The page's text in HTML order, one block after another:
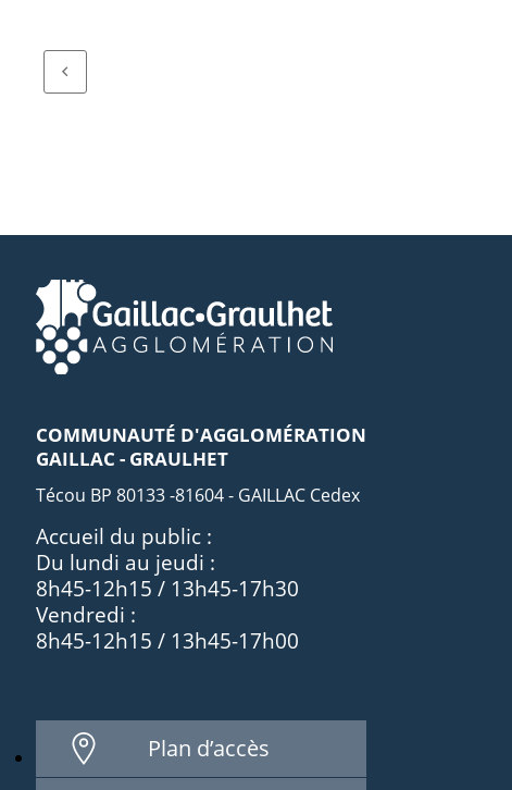
COMMUNAUTÉ D'AGGLOMÉRATION
GAILLAC - GRAULHET
Técou BP 80133 -81604 - GAILLAC Cedex
Accueil du public :
Du lundi au jeudi :
8h45-12h15 / 13h45-17h30
Vendredi :
8h45-12h15 / 13h45-17h00
Plan d’accès